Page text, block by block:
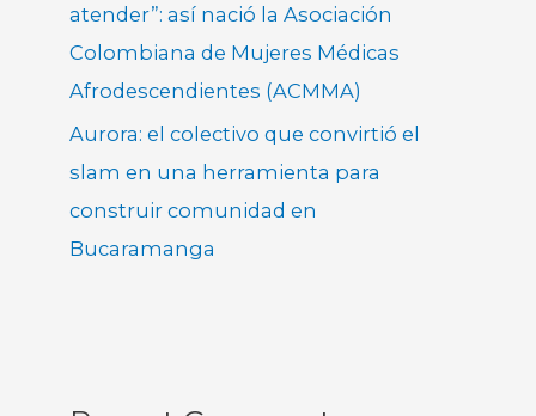
atender”: así nació la Asociación
Colombiana de Mujeres Médicas
Afrodescendientes (ACMMA)
Aurora: el colectivo que convirtió el
slam en una herramienta para
construir comunidad en
Bucaramanga